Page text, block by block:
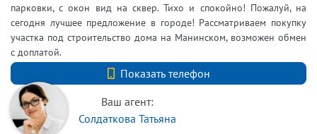
парковки, с окон вид на сквер. Тихо и спокойно! Пожалуй, на
сегодня лучшее предложение в городе! Рассматриваем покупку
участка под строительство дома на Манинском, возможен обмен
с доплатой.
Показать телефон
+7 (812) 740-70-40
Ваш агент:
Солдаткова Татьяна